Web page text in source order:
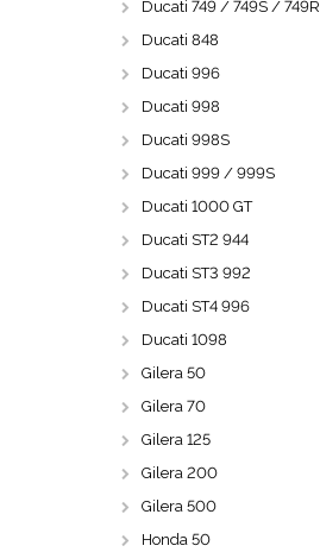
Ducati 749 / 749S / 749R
Ducati 848
Ducati 996
Ducati 998
Ducati 998S
Ducati 999 / 999S
Ducati 1000 GT
Ducati ST2 944
Ducati ST3 992
Ducati ST4 996
Ducati 1098
Gilera 50
Gilera 70
Gilera 125
Gilera 200
Gilera 500
Honda 50